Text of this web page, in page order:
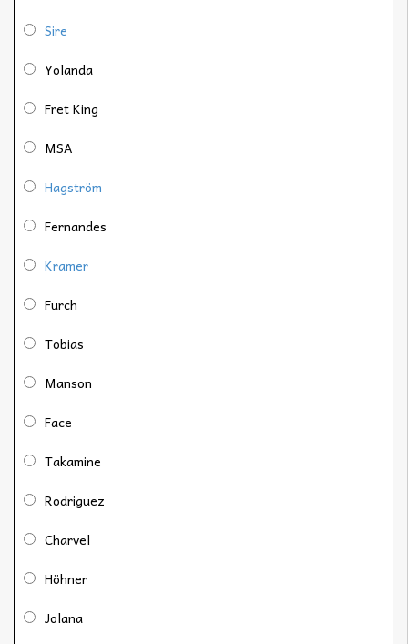
Sire
Yolanda
Fret King
MSA
Hagström
Fernandes
Kramer
Furch
Tobias
Manson
Face
Takamine
Rodriguez
Charvel
Höhner
Jolana